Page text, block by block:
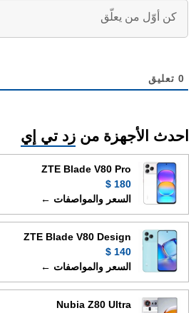
0 تعليق
احدث الأجهزة من زد تي إي
ZTE Blade V80 Pro
180 $
السعر والمواصفات ←
ZTE Blade V80 Design
140 $
السعر والمواصفات ←
Nubia Z80 Ultra